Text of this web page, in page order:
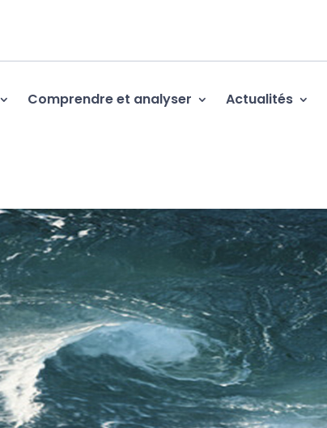
Comprendre et analyser Actualités